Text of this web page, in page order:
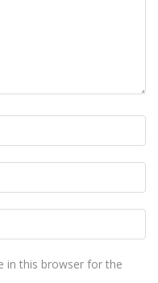
in this browser for the